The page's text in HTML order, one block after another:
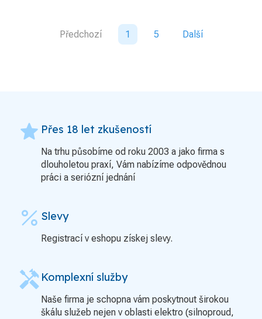
Předchozí 1 5 Další
grade Přes 18 let zkušeností
Na trhu působíme od roku 2003 a jako firma s
dlouholetou praxí, Vám nabízíme odpovědnou
práci a seriózní jednání
percent Slevy
Registrací v eshopu získej slevy.
handyman Komplexní služby
Naše firma je schopna vám poskytnout širokou
škálu služeb nejen v oblasti elektro (silnoproud,